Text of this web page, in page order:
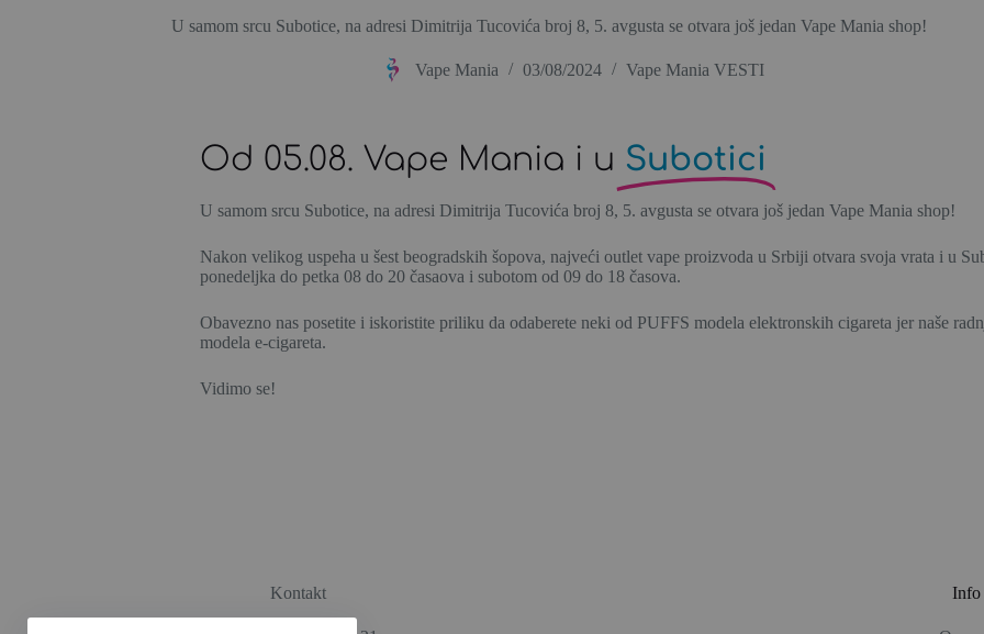
U samom srcu Subotice, na adresi Dimitrija Tucovića broj 8, 5. avgusta se otvara još jedan Vape Mania shop!
Vape Mania 03/08/2024 Vape Mania VESTI
Od 05.08. Vape Mania i u Subotici
U samom srcu Subotice, na adresi Dimitrija Tucovića broj 8, 5. avgusta se otvara još jedan Vape Mania shop!
Nakon velikog uspeha u šest beogradskih šopova, najveći outlet vape proizvoda u Srbiji otvara svoja vrata i u
ponedeljka do petka 08 do 20 časaova i subotom od 09 do 18 časova.
Obavezno nas posetite i iskoristite priliku da odaberete neki od PUFFS modela elektronskih cigareta jer naše
modela e-cigareta.
Vidimo se!
Kontakt Info